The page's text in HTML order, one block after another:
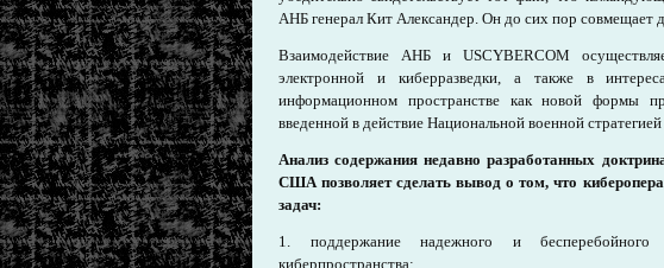
АНБ генерал Кит Александер. Он до сих пор совмещает
Взаимодействие АНБ и USCYBERCOM
электронной и киберразведки, а также в
информационном пространстве как новой формы
введенной в действие Национальной военной
Анализ содержания недавно разработанных
США позволяет сделать вывод о том, что
задач:
1. поддержание надежного и бесперебойного
киберпространства;